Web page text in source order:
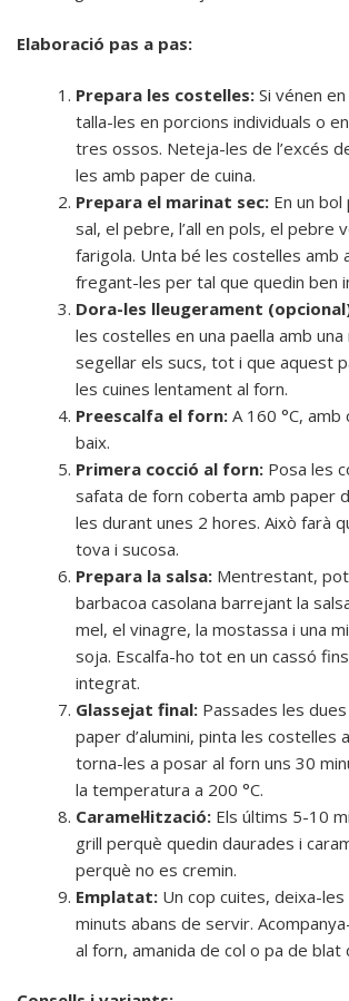
Elaboració pas a pas:
Prepara les costelles: Si vénen
talla-les en porcions individuals o
tres ossos. Neteja-les de l’excés
les amb paper de cuina.
Prepara el marinat sec: En un
sal, el pebre, l’all en pols, el pebre
farigola. Unta bé les costelles amb
fregant-les per tal que quedin ben
Dora-les lleugerament
les costelles en una paella amb una
segellar els sucs, tot i que aquest
les cuines lentament al forn.
Preescalfa el forn: A 160 °C, amb
baix.
Primera cocció al forn: Posa les
safata de forn coberta amb paper
les durant unes 2 hores. Això farà
tova i sucosa.
Prepara la salsa: Mentrestant,
barbacoa casolana barrejant la
mel, el vinagre, la mostassa i una
soja. Escalfa-ho tot en un cassó
integrat.
Glassejat final: Passades les
paper d’alumini, pinta les costelles
torna-les a posar al forn uns 30
la temperatura a 200 °C.
Caramel·lització: Els últims 5-10
grill perquè quedin daurades i
perquè no es cremin.
Emplatat: Un cop cuites, deixa-
minuts abans de servir.
al forn, amanida de col o pa de blat